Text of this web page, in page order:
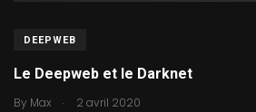
DEEPWEB
Le Deepweb et le Darknet
By Max . 2 avril 2020